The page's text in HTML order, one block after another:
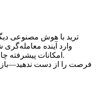
ترید با هوش مصنوعی
امکانات پیشرفته استفاده کنید.
فرصت را از دست